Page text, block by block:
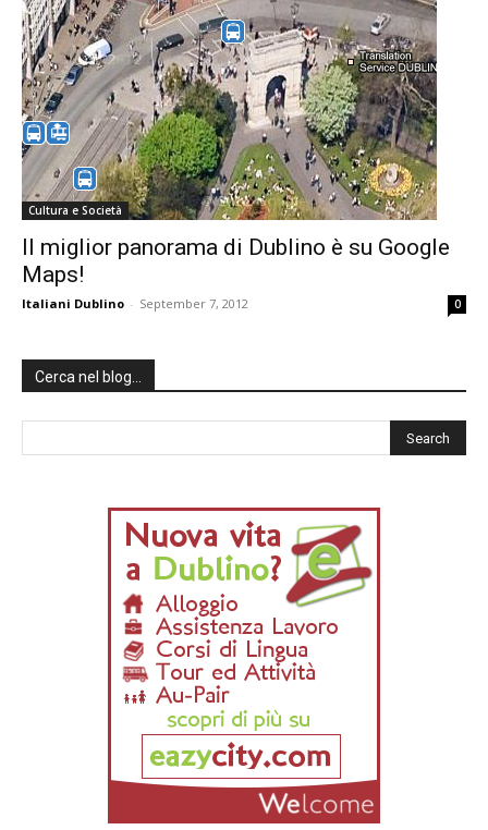
Cultura e Società
Il miglior panorama di Dublino è su Google
Maps!
Italiani Dublino - September 7, 2012 0
Cerca nel blog…